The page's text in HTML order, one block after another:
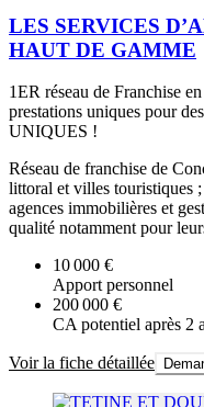
LES SERVICES
HAUT DE GAMME
1ER réseau de Franchise
prestations uniques pour
UNIQUES !
Réseau de franchise de
littoral et villes touristiques
agences immobilières et
qualité notamment pour
10 000 €
Apport personnel
200 000 €
CA potentiel après 2
Voir la fiche détaillée